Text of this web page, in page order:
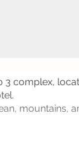
3 complex,
mountains,